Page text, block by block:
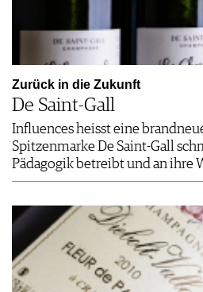
Zurück in die Zukunft
De Saint-Gall
Influences heisst eine
Spitzenmarke De Saint-Gall
Pädagogik betreibt und an ihre